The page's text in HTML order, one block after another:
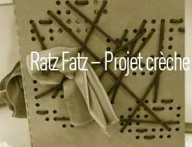
Ratz Fatz – Projet crèche